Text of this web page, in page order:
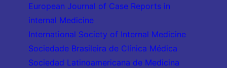
European Journal of Case Reports in
internal Medicine
International Society of Internal Medicine
Sociedade Brasileira de Clínica Médica
Sociedad Latinoamericana de Medicina